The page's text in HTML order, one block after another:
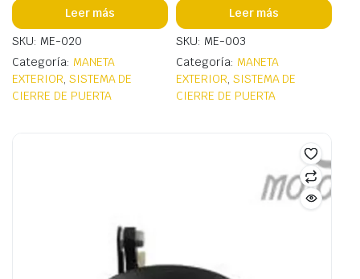
Leer más
SKU: ME-020
Categoría: MANETA
EXTERIOR, SISTEMA DE
CIERRE DE PUERTA
Leer más
SKU: ME-003
Categoría: MANETA
EXTERIOR, SISTEMA DE
CIERRE DE PUERTA